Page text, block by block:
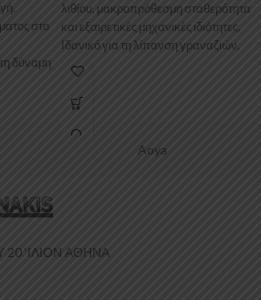
στο
δύναμη
λιθίου, μακροπρόθεσμη σταθερότητα
και εξαιρετικές μηχανικές ιδιότητες.
Ιδανικό για τη λίπανση γραναζιών,
ρουλεμάν, αλυσίδων,
Aoya
‘ΙΛΙΟΝ ΑΘΗΝΑ